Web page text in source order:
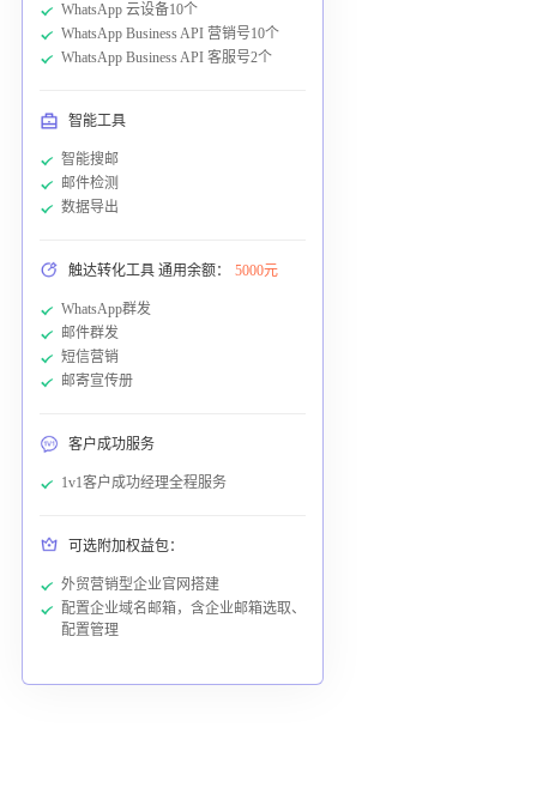
WhatsApp 云设备10个
WhatsApp Business API 营销号10个
WhatsApp Business API 客服号2个
智能工具
智能搜邮
邮件检测
数据导出
触达转化工具 通用余额： 5000元
WhatsApp群发
邮件群发
短信营销
邮寄宣传册
客户成功服务
1v1客户成功经理全程服务
可选附加权益包：
外贸营销型企业官网搭建
配置企业域名邮箱，含企业邮箱选取、
配置管理